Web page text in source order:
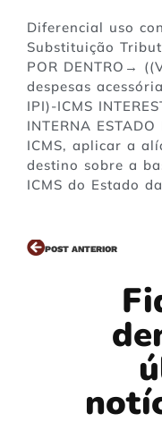
Diferencial uso
Substituição
POR DENTRO→
despesas
IPI)-ICMS
INTERNA
ICMS, aplicar a
destino sobre a
ICMS do Estado
POST ANTERIOR